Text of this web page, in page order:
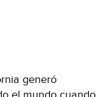
generó